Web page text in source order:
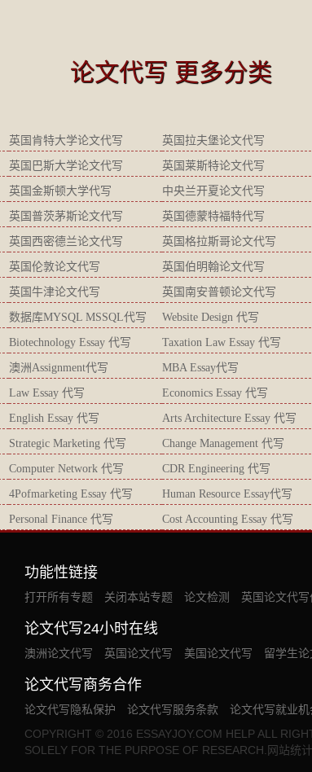
论文代写 更多分类
英国肯特大学论文代写 英国拉夫堡论文代写
英国巴斯大学论文代写 英国莱斯特论文代写
英国金斯顿大学代写 中央兰开夏论文代写
英国普茨茅斯论文代写 英国德蒙特福特代写
英国西密德兰论文代写 英国格拉斯哥论文代写
英国伦敦论文代写 英国伯明翰论文代写
英国牛津论文代写 英国南安普顿论文代写
数据库MYSQL MSSQL代写 Website Design 代写
Biotechnology Essay 代写 Taxation Law Essay 代写
澳洲Assignment代写 MBA Essay代写
Law Essay 代写 Economics Essay 代写
English Essay 代写 Arts Architecture Essay 代写
Strategic Marketing 代写 Change Management 代写
Computer Network 代写 CDR Engineering 代写
4Pofmarketing Essay 代写 Human Resource Essay代写
Personal Finance 代写 Cost Accounting Essay 代写
功能性链接
打开所有专题 关闭本站专题 论文检测 英国论文代
论文代写24小时在线
澳洲论文代写 英国论文代写 美国论文代写 留学生
论文代写商务合作
论文代写隐私保护 论文代写服务条款 论文代写就业机
COPYRIGHT © 2016 ESSAYJOY.COM HELP ALL
SOLELY FOR THE PURPOSE OF RESEARCH.网站统计